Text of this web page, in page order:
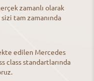
zamanlı olarak
tam zamanında
edilen Mercedes
class standartlarında